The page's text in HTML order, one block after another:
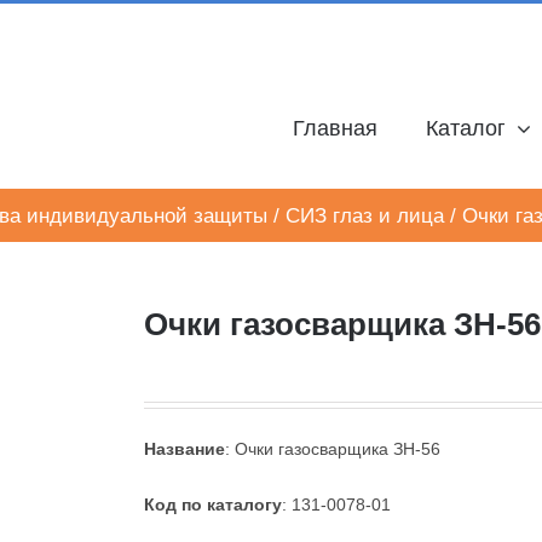
Главная Каталог
индивидуальной защиты / СИЗ глаз и лица / Очки
Очки газосварщика ЗН-56
Название: Очки газосварщика ЗН-56
Код по каталогу: 131-0078-01